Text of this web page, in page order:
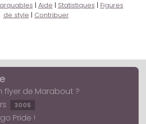
| Aide | Statistiques | Figures
de style | Contribuer
flyer de Marabout ?
3005
Pride !